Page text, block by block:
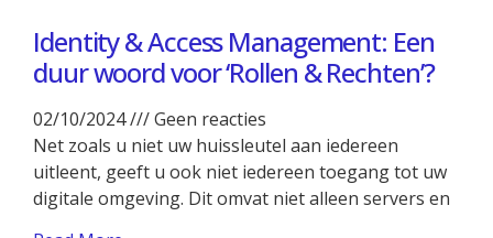
Identity & Access Management: Een
duur woord voor ‘Rollen & Rechten’?
02/10/2024
Geen reacties
Net zoals u niet uw huissleutel aan iedereen
uitleent, geeft u ook niet iedereen toegang tot uw
digitale omgeving. Dit omvat niet alleen servers en